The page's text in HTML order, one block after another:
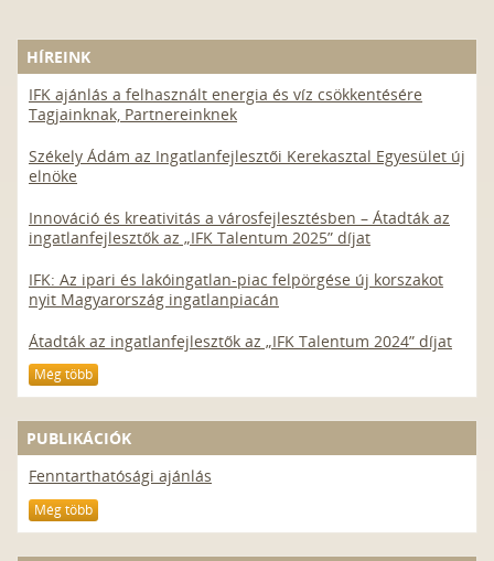
HÍREINK
IFK ajánlás a felhasznált energia és víz csökkentésére
Tagjainknak, Partnereinknek
Székely Ádám az Ingatlanfejlesztői Kerekasztal Egyesület új
elnöke
Innováció és kreativitás a városfejlesztésben – Átadták az
ingatlanfejlesztők az „IFK Talentum 2025” díjat
IFK: Az ipari és lakóingatlan-piac felpörgése új korszakot
nyit Magyarország ingatlanpiacán
Átadták az ingatlanfejlesztők az „IFK Talentum 2024” díjat
Még több
PUBLIKÁCIÓK
Fenntarthatósági ajánlás
Még több